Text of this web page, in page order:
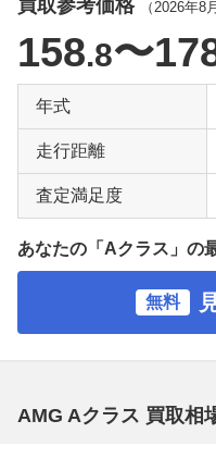
買取参考価格 （ 2026年8月
158.8〜
年式
走行距離
査定満足度
あなたの「Aクラス」の
無料
AMG Aクラス 買取相